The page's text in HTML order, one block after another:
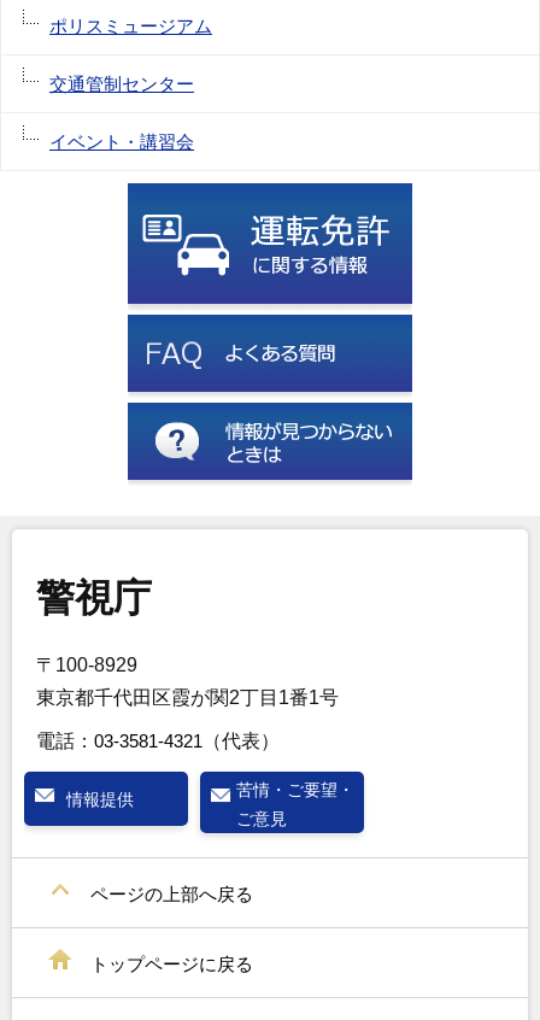
ポリスミュージアム
交通管制センター
イベント・講習会
警視庁
〒100-8929
東京都千代田区霞が関2丁目1番1号
電話： 03-3581-4321 （代表）
情報提供
苦情・ご要望・
ご意見
ページの上部へ戻る
トップページに戻る